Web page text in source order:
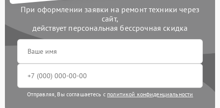
При оформлении заявки на ремонт техники через
сайт,
действует персональная бессрочная скидка
Отправляя, Вы соглашаетесь с политикой конфиденциальности